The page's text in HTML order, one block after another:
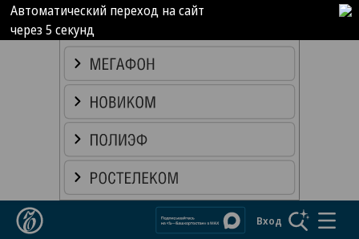
Автоматический переход на сайт
через5 секунд
Вход